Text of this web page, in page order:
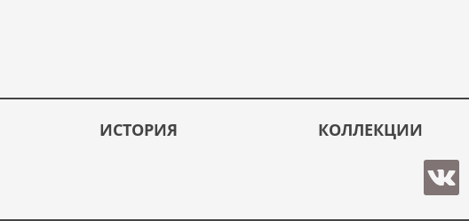
ИСТОРИЯ КОЛЛЕКЦИИ